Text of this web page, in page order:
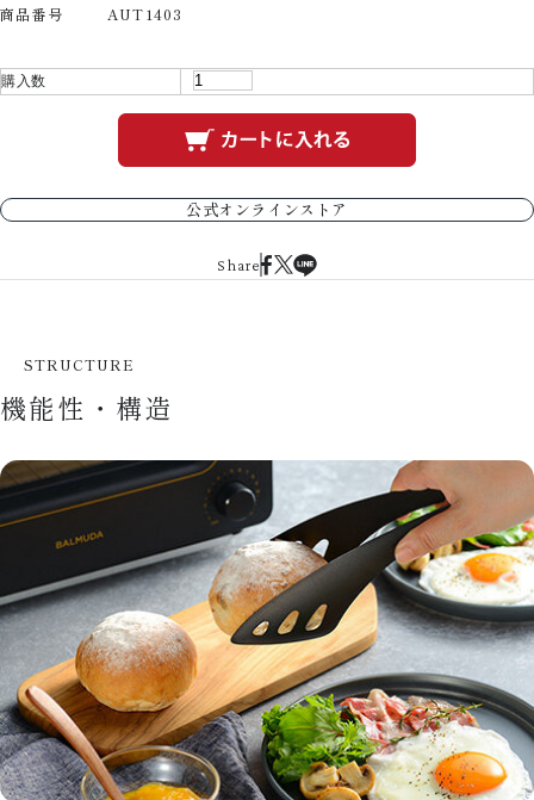
商品番号
AUT1403
購入数
公式オンラインストア
Share
STRUCTURE
機能性・構造